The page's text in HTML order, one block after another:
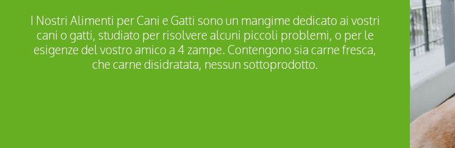
I Nostri Alimenti per Cani e Gatti sono un mangime dedicato ai vostri
cani o gatti, studiato per risolvere alcuni piccoli problemi, o per le
esigenze del vostro amico a 4 zampe. Contengono sia carne fresca,
che carne disidratata, nessun sottoprodotto.